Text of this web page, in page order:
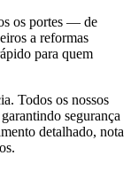
os portes — de
a reformas
para quem
Todos os nossos
segurança
detalhado, nota